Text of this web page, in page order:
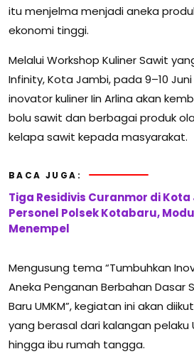
itu menjelma menjadi aneka
ekonomi tinggi.
Melalui Workshop Kuliner Sawit
Infinity, Kota Jambi, pada 9–10
inovator kuliner Iin Arlina akan
bolu sawit dan berbagai produk
kelapa sawit kepada masyarakat.
BACA JUGA:
Tiga Residivis Curanmor di
Personel Polsek Kotabaru,
Menempel
Mengusung tema “Tumbuhkan
Aneka Penganan Berbahan Dasar
Baru UMKM”, kegiatan ini akan
yang berasal dari kalangan pelaku
hingga ibu rumah tangga.